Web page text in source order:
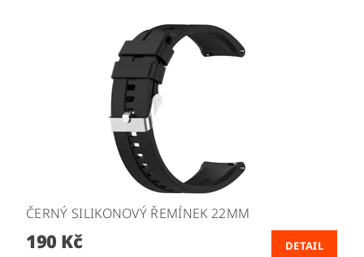
ČERNÝ SILIKONOVÝ ŘEMÍNEK 22MM
190 Kč DETAIL